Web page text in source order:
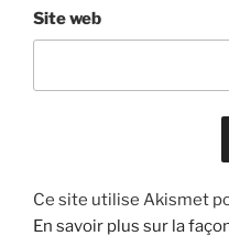
Site web
Ce site utilise Akismet
En savoir plus sur la